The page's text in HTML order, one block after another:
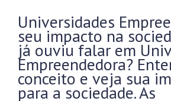
Universidades
seu impacto na
já ouviu falar em
Empreendedora?
conceito e veja sua
para a sociedade. As